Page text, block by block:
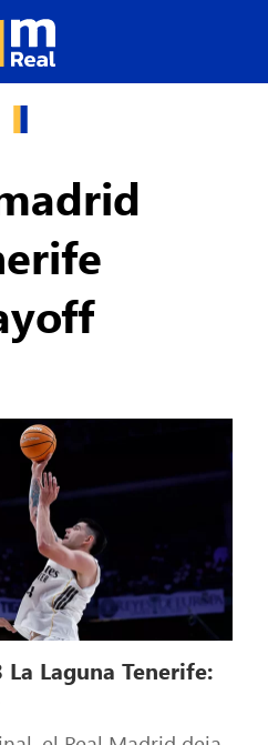
Laguna Tenerife: